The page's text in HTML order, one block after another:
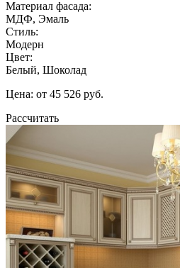
Материал фасада:
МДФ, Эмаль
Стиль:
Модерн
Цвет:
Белый, Шоколад
Цена: от 45 526 руб.
Рассчитать